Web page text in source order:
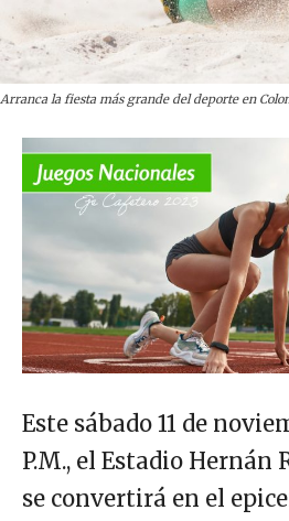
Arranca la fiesta más grande del deporte en
Este sábado 11 de
P.M., el Estadio Hernán
se convertirá en el